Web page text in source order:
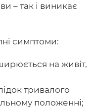
– так і виникає
симптоми:
на живіт,
тривалого
положенні;